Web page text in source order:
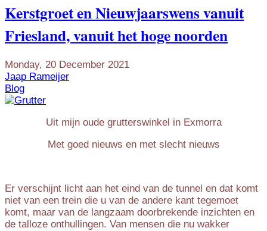
Kerstgroet en Nieuwjaarswens vanuit
Friesland, vanuit het hoge noorden
Monday, 20 December 2021
Jaap Rameijer
Blog
Uit mijn oude grutterswinkel in Exmorra
Met goed nieuws en met slecht nieuws
Er verschijnt licht aan het eind van de tunnel en dat komt
niet van een trein die u van de andere kant tegemoet
komt, maar van de langzaam doorbrekende inzichten en
de talloze onthullingen. Van mensen die nu wakker